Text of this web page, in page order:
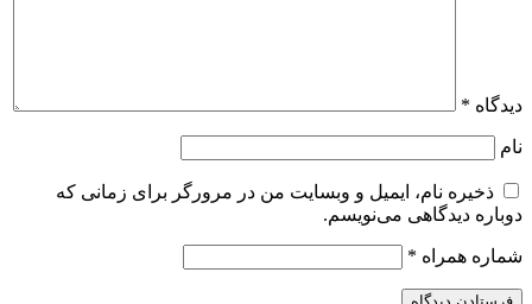
دیدگاه *
نام
ذخیره نام، ایمیل و وبسایت من در مرورگر برای زمانی که
دوباره دیدگاهی می‌نویسم.
شماره همراه *